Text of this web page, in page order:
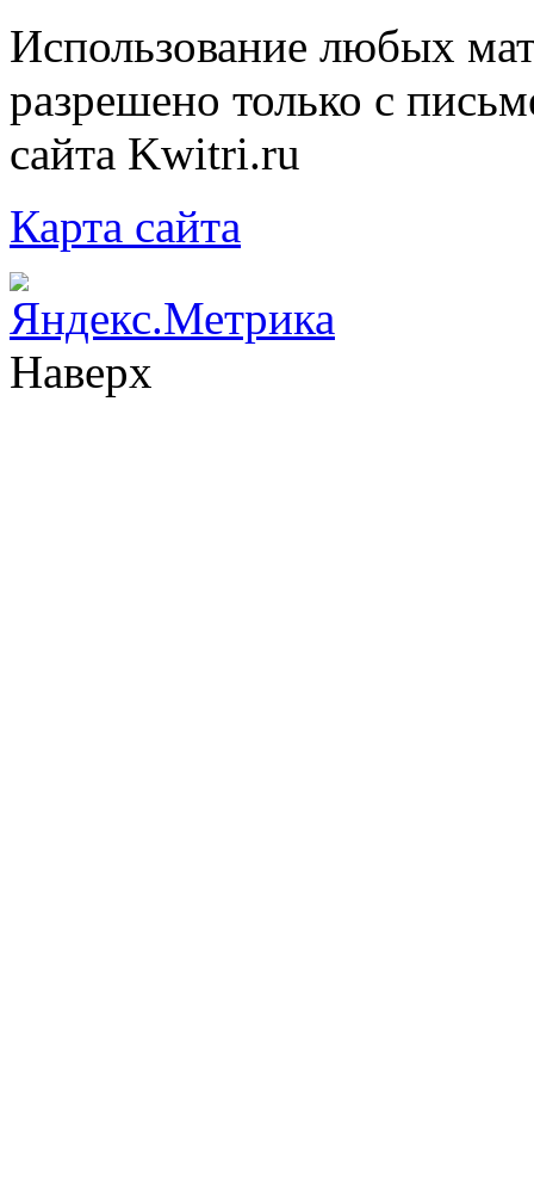
Использование любых
разрешено только с
сайта Kwitri.ru
Карта сайта
Наверх